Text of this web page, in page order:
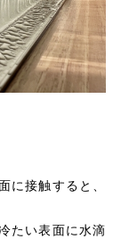
に接触すると、
たい表面に水滴